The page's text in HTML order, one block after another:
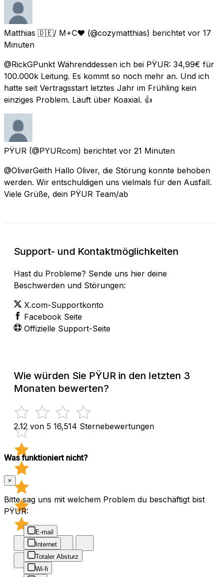
Matthias 🇩🇪/ M+C❤️ (@cozymatthias) berichtet vor 17
Minuten
@RickGPunkt Währenddessen ich bei PŸUR: 34,99€ für
100.000k Leitung. Es kommt so noch mehr an. Und ich
hatte seit Vertragsstart letztes Jahr im Frühling kein
einziges Problem. Läuft über Koaxial. 👍
PŸUR (@PYURcom) berichtet vor 21 Minuten
@OliverGeith Hallo Oliver, die Störung konnte behoben
werden. Wir entschuldigen uns vielmals für den Ausfall.
Viele Grüße, dein PŸUR Team/ab
Support- und Kontaktmöglichkeiten
Hast du Probleme? Sende uns hier deine
Beschwerden und Störungen:
X.com-Supportkonto
Facebook Seite
Offizielle Support-Seite
Wie würden Sie PŸUR in den letzten 3
Monaten bewerten?
2.12 von 5 16,514 Sternebewertungen
Was funktioniert nicht?
×
Bitte sag uns mit welchem Problem du beschäftigt bist
PŸUR:
E-mail
Internet
Totaler Absturz
Wi-fi